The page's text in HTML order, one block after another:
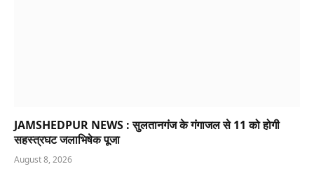
JAMSHEDPUR NEWS : सुलतानगंज के गंगाजल से 11 को होगी
सहस्त्रघट जलाभिषेक पूजा
August 8, 2026